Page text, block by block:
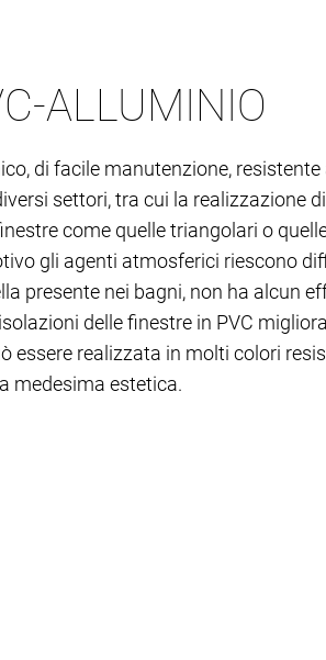
ALLUMINIO
di facile manutenzione,
settori, tra cui la realizzazione
come quelle triangolari o
gli agenti atmosferici riescono
presente nei bagni, non ha alcun
delle finestre in PVC
realizzata in molti colori
medesima estetica.